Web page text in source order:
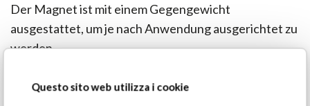
Questo sito web utilizza i cookie
Der Magnet ist mit einem Gegengewicht
ausgestattet, um je nach Anwendung ausgerichtet zu
werden.